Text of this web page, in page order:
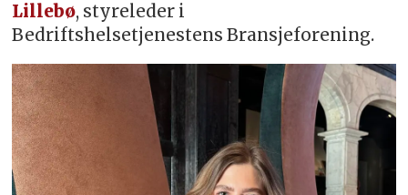
Lillebø, styreleder i
Bedriftshelsetjenestens Bransjeforening.